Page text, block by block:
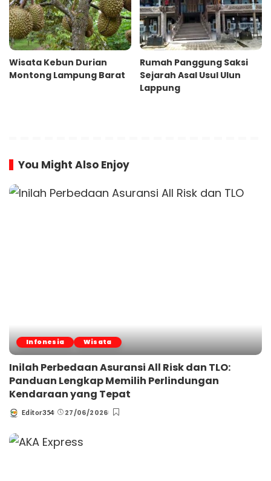
Wisata Kebun Durian
Montong Lampung Barat
Rumah Panggung Saksi
Sejarah Asal Usul Ulun
Lappung
You Might Also Enjoy
Infonesia Wisata
Inilah Perbedaan Asuransi All Risk dan TLO:
Panduan Lengkap Memilih Perlindungan
Kendaraan yang Tepat
Posted
Editor354 27/06/2026